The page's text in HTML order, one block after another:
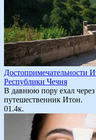
Достопримечательности
Республики Чечня
В давнюю пору ехал
путешественник Итон.
01.4к.